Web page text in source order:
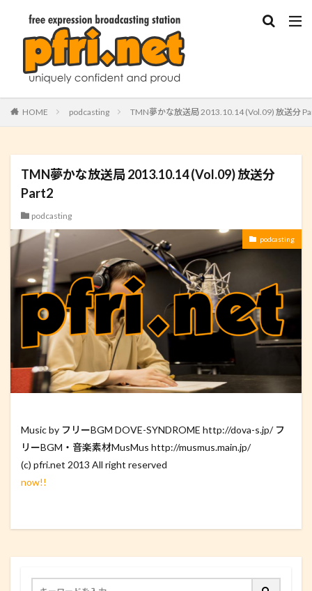
HOME podcasting TMN夢かな放送局 2013.10.14 (Vol.09) 放送分
TMN夢かな放送局 2013.10.14 (Vol.09) 放送分
Part2
podcasting
podcasting
Music by フリーBGM DOVE-SYNDROME http://dova-s.jp/ フ
リーBGM・音楽素材MusMus http://musmus.main.jp/
(c) pfri.net 2013 All right reserved
now!!